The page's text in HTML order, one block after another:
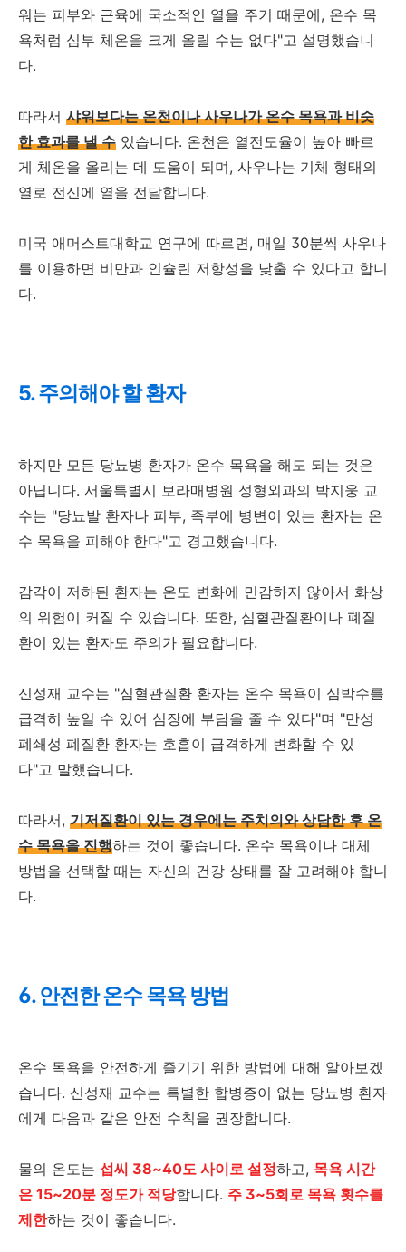
워는 피부와 근육에 국소적인 열을 주기 때문에, 온수 목
욕처럼 심부 체온을 크게 올릴 수는 없다"고 설명했습니
다.
따라서 샤워보다는 온천이나 사우나가 온수 목욕과 비슷
한 효과를 낼 수 있습니다. 온천은 열전도율이 높아 빠르
게 체온을 올리는 데 도움이 되며, 사우나는 기체 형태의
열로 전신에 열을 전달합니다.
미국 애머스트대학교 연구에 따르면, 매일 30분씩 사우나
를 이용하면 비만과 인슐린 저항성을 낮출 수 있다고 합니
다.
5. 주의해야 할 환자
하지만 모든 당뇨병 환자가 온수 목욕을 해도 되는 것은
아닙니다. 서울특별시 보라매병원 성형외과의 박지웅 교
수는 "당뇨발 환자나 피부, 족부에 병변이 있는 환자는 온
수 목욕을 피해야 한다"고 경고했습니다.
감각이 저하된 환자는 온도 변화에 민감하지 않아서 화상
의 위험이 커질 수 있습니다. 또한, 심혈관질환이나 폐질
환이 있는 환자도 주의가 필요합니다.
신성재 교수는 "심혈관질환 환자는 온수 목욕이 심박수를
급격히 높일 수 있어 심장에 부담을 줄 수 있다"며 "만성
폐쇄성 폐질환 환자는 호흡이 급격하게 변화할 수 있
다"고 말했습니다.
따라서, 기저질환이 있는 경우에는 주치의와 상담한 후 온
수 목욕을 진행하는 것이 좋습니다. 온수 목욕이나 대체
방법을 선택할 때는 자신의 건강 상태를 잘 고려해야 합니
다.
6. 안전한 온수 목욕 방법
온수 목욕을 안전하게 즐기기 위한 방법에 대해 알아보겠
습니다. 신성재 교수는 특별한 합병증이 없는 당뇨병 환자
에게 다음과 같은 안전 수칙을 권장합니다.
물의 온도는 섭씨 38~40도 사이로 설정하고, 목욕 시간
은 15~20분 정도가 적당합니다. 주 3~5회로 목욕 횟수를
제한하는 것이 좋습니다.